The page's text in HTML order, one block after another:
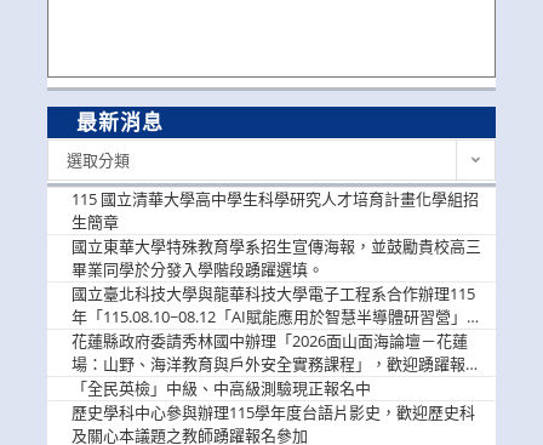
最新消息
選取分類
115 國立清華大學高中學生科學研究人才培育計畫化學組招
生簡章
國立東華大學特殊教育學系招生宣傳海報，並鼓勵貴校高三
畢業同學於分發入學階段踴躍選填。
國立臺北科技大學與龍華科技大學電子工程系合作辦理115
年「115.08.10~08.12「AI賦能應用於智慧半導體研習營」，
歡迎學生踴躍報名參加
花蓮縣政府委請秀林國中辦理「2026面山面海論壇－花蓮
場：山野、海洋教育與戶外安全實務課程」，歡迎踴躍報名
參加
「全民英檢」中級、中高級測驗現正報名中
歷史學科中心參與辦理115學年度台語片影史，歡迎歷史科
及關心本議題之教師踴躍報名參加